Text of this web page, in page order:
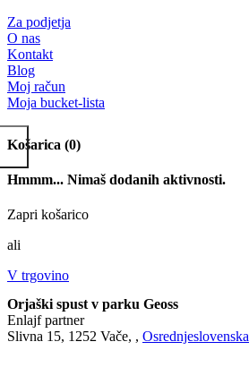
Za podjetja
O nas
Kontakt
Blog
Moj račun
Moja bucket-lista
Košarica (0)
Hmmm... Nimaš dodanih aktivnosti.
Zapri košarico
ali
V trgovino
Orjaški spust v parku Geoss
Enlajf partner
Slivna 15, 1252 Vače, , Osrednjeslovenska